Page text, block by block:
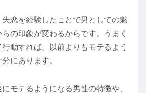
失恋を経験したことで男としての魅
の印象が変わるからです。うまく
動すれば、以前よりもモテるよう
にあります。
モテるようになる男性の特徴や、